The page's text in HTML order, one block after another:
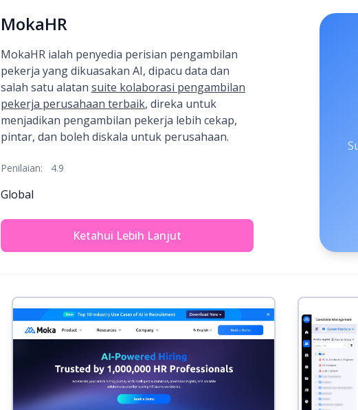
MokaHR
MokaHR ialah penyedia perisian pengambilan
pekerja yang dikuasakan AI, dipacu data dan
salah satu alatan suite kolaborasi pengambilan
pekerja perusahaan terbaik, direka untuk
menjadikan pengambilan pekerja lebih cekap,
pintar, dan boleh diskala untuk perusahaan.
Penilaian: 4.9
Global
Ketahui Lebih Lanjut